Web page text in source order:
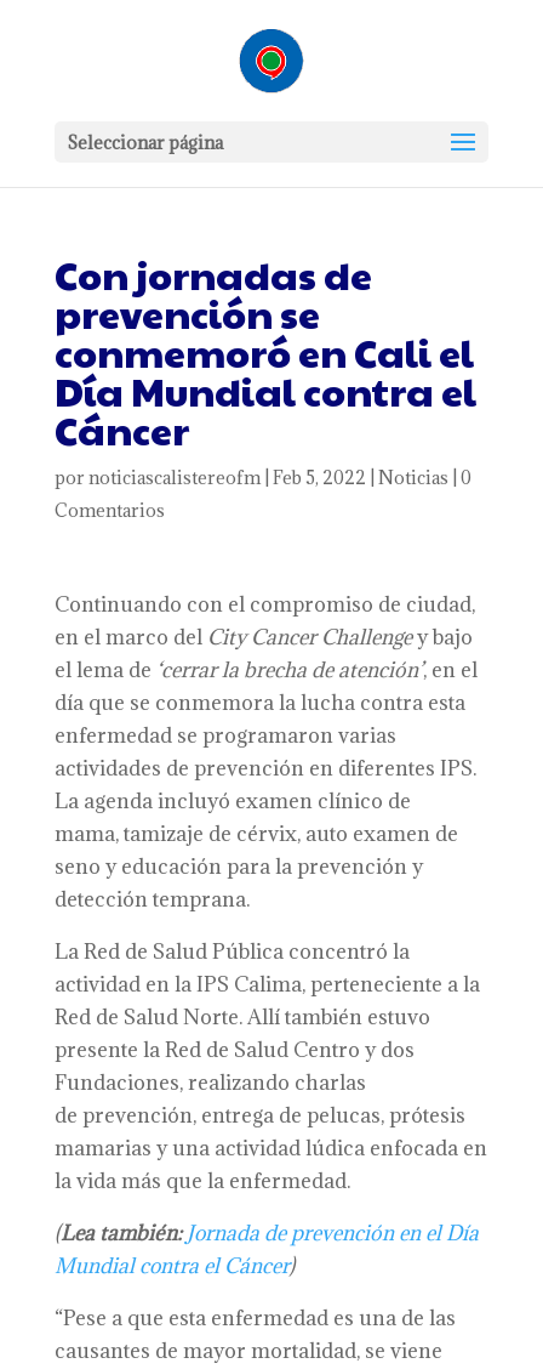
Seleccionar página
Con jornadas de
prevención se
conmemoró en Cali el
Día Mundial contra el
Cáncer
por noticiascalistereofm| Feb 5, 2022 Noticias 0
Comentarios
Continuando con el compromiso de ciudad,
en el marco del City Cancer Challengey bajo
el lema de ‘cerrar la brecha de atención’, en el
día que se conmemora la lucha contra esta
enfermedad se programaron varias
actividades de prevención en diferentes IPS.
La agenda incluyó examen clínico de
mama, tamizaje de cérvix, auto examen de
seno y educación para la prevención y
detección temprana.
La Red de Salud Pública concentró la
actividad en la IPS Calima, perteneciente a la
Red de Salud Norte. Allí también estuvo
presente la Red de Salud Centro y dos
Fundaciones, realizando charlas
de prevención, entrega de pelucas, prótesis
mamarias y una actividad lúdica enfocada en
la vida más que la enfermedad.
(Lea también: Jornada de prevención en el Día
Mundial contra el Cáncer)
“Pese a que esta enfermedad es una de las
causantes de mayor mortalidad, se viene